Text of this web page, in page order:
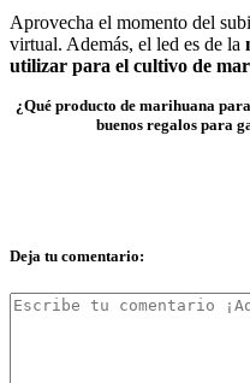
Aprovecha el momento del
virtual. Además, el led es de la
utilizar para el cultivo de
¿Qué producto de marihuana para
buenos regalos para
Deja tu comentario: